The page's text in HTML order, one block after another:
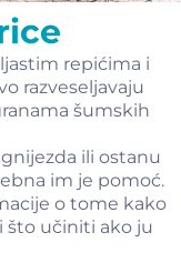
repićima i
razveseljavaju
šumskih
ili ostanu
im je pomoć.
o tome kako
što učiniti ako ju